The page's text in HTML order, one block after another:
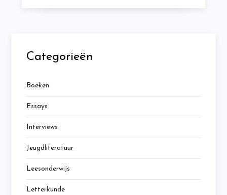
Categorieën
Boeken
Essays
Interviews
Jeugdliteratuur
Leesonderwijs
Letterkunde